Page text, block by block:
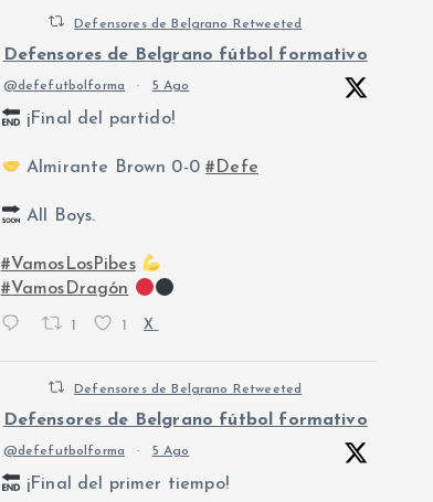
Defensores de Belgrano Retweeted
Defensores de Belgrano fútbol formativo
@defefutbolforma · 5 Ago
¡Final del partido!
Almirante Brown 0-0#Defe
All Boys.
#VamosLosPibes
#VamosDragón
1 1 X
Defensores de Belgrano Retweeted
Defensores de Belgrano fútbol formativo
@defefutbolforma · 5 Ago
¡Final del primer tiempo!